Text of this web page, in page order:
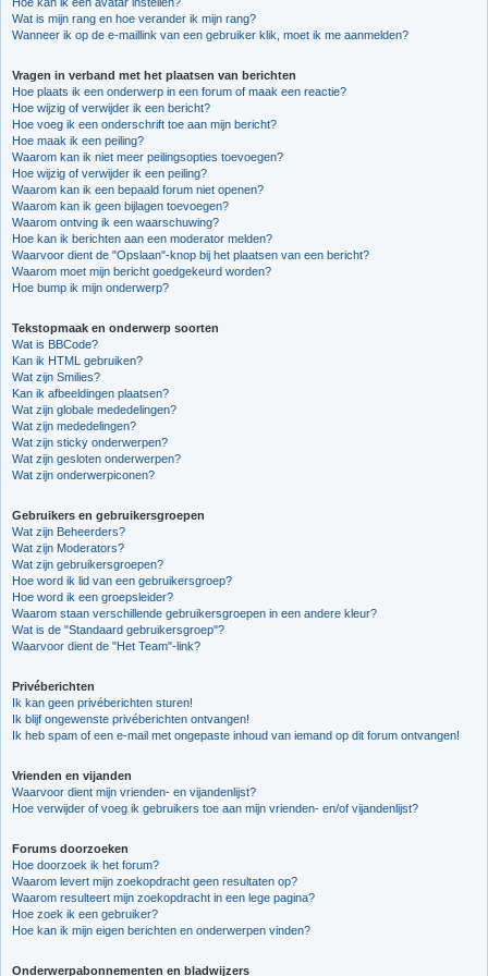
Wat is mijn rang en hoe verander ik mijn rang?
Wanneer ik op de e-maillink van een gebruiker klik, moet ik me aanmelden?
Vragen in verband met het plaatsen van berichten
Hoe plaats ik een onderwerp in een forum of maak een reactie?
Hoe wijzig of verwijder ik een bericht?
Hoe voeg ik een onderschrift toe aan mijn bericht?
Hoe maak ik een peiling?
Waarom kan ik niet meer peilingsopties toevoegen?
Hoe wijzig of verwijder ik een peiling?
Waarom kan ik een bepaald forum niet openen?
Waarom kan ik geen bijlagen toevoegen?
Waarom ontving ik een waarschuwing?
Hoe kan ik berichten aan een moderator melden?
Waarvoor dient de "Opslaan"-knop bij het plaatsen van een bericht?
Waarom moet mijn bericht goedgekeurd worden?
Hoe bump ik mijn onderwerp?
Tekstopmaak en onderwerp soorten
Wat is BBCode?
Kan ik HTML gebruiken?
Wat zijn Smilies?
Kan ik afbeeldingen plaatsen?
Wat zijn globale mededelingen?
Wat zijn mededelingen?
Wat zijn sticky onderwerpen?
Wat zijn gesloten onderwerpen?
Wat zijn onderwerpiconen?
Gebruikers en gebruikersgroepen
Wat zijn Beheerders?
Wat zijn Moderators?
Wat zijn gebruikersgroepen?
Hoe word ik lid van een gebruikersgroep?
Hoe word ik een groepsleider?
Waarom staan verschillende gebruikersgroepen in een andere kleur?
Wat is de "Standaard gebruikersgroep"?
Waarvoor dient de "Het Team"-link?
Privéberichten
Ik kan geen privéberichten sturen!
Ik blijf ongewenste privéberichten ontvangen!
Ik heb spam of een e-mail met ongepaste inhoud van iemand op dit forum ontvangen!
Vrienden en vijanden
Waarvoor dient mijn vrienden- en vijandenlijst?
Hoe verwijder of voeg ik gebruikers toe aan mijn vrienden- en/of vijandenlijst?
Forums doorzoeken
Hoe doorzoek ik het forum?
Waarom levert mijn zoekopdracht geen resultaten op?
Waarom resulteert mijn zoekopdracht in een lege pagina?
Hoe zoek ik een gebruiker?
Hoe kan ik mijn eigen berichten en onderwerpen vinden?
Onderwerpabonnementen en bladwijzers